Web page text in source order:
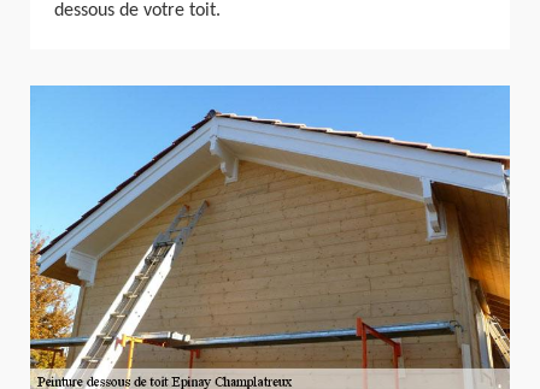
dessous de votre toit.